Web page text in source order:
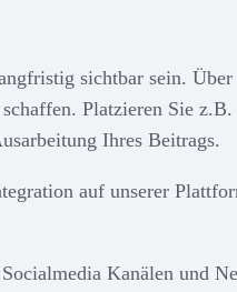
sichtbar sein.
Platzieren Sie
Ihres Beitrags.
auf unserer
Kanälen und